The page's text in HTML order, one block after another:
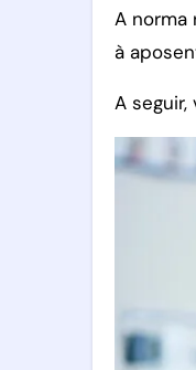
A norma
à
A